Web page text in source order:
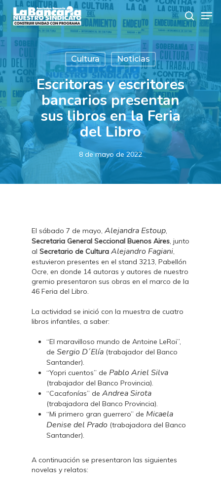
Skip
to
main
content
search
Cultura Noticias
Escritoras y escritores
bancarios presentan
sus libros en la Feria
del Libro
8 de mayo de 2022
El sábado 7 de mayo, Alejandra Estoup,
Secretaria General Seccional Buenos Aires, junto
al Secretario de Cultura Alejandro Fagiani,
estuvieron presentes en el stand 3213, Pabellón
Ocre, en donde 14 autoras y autores de nuestro
gremio presentaron sus obras en el marco de la
46 Feria del Libro.
La actividad se inició con la muestra de cuatro
libros infantiles, a saber:
“El maravilloso mundo de Antoine LeRoi”,
de Sergio D´Elía (trabajador del Banco
Santander).
“Yopri cuentos” de Pablo Ariel Silva
(trabajador del Banco Provincia).
“Cacafonías” de Andrea Sirota
(trabajadora del Banco Provincia).
“Mi primero gran guerrero” de Micaela
Denise del Prado (trabajadora del Banco
Santander).
A continuación se presentaron las siguientes
novelas y relatos: